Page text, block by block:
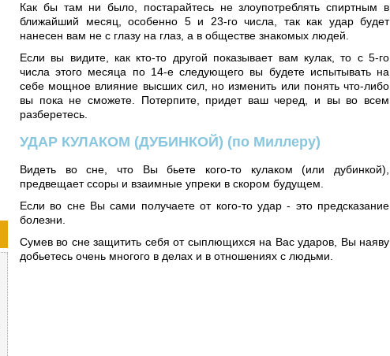
Как бы там ни было, постарайтесь не злоупотреблять спиртным в
ближайший месяц, особенно 5 и 23-го числа, так как удар будет
нанесен вам не с глазу на глаз, а в обществе знакомых людей.
Если вы видите, как кто-то другой показывает вам кулак, то с 5-го
числа этого месяца по 14-е следующего вы будете испытывать на
себе мощное влияние высших сил, но изменить или понять что-либо
вы пока не сможете. Потерпите, придет ваш черед, и вы во всем
разберетесь.
УДАР КУЛАКОМ (ДУБИНКОЙ) (по Миллеру)
Видеть во сне, что Вы бьете кого-то кулаком (или дубинкой),
предвещает ссоры и взаимные упреки в скором будущем.
Если во сне Вы сами получаете от кого-то удар - это предсказание
болезни.
Сумев во сне защитить себя от сыплющихся на Вас ударов, Вы наяву
добьетесь очень многого в делах и в отношениях с людьми.